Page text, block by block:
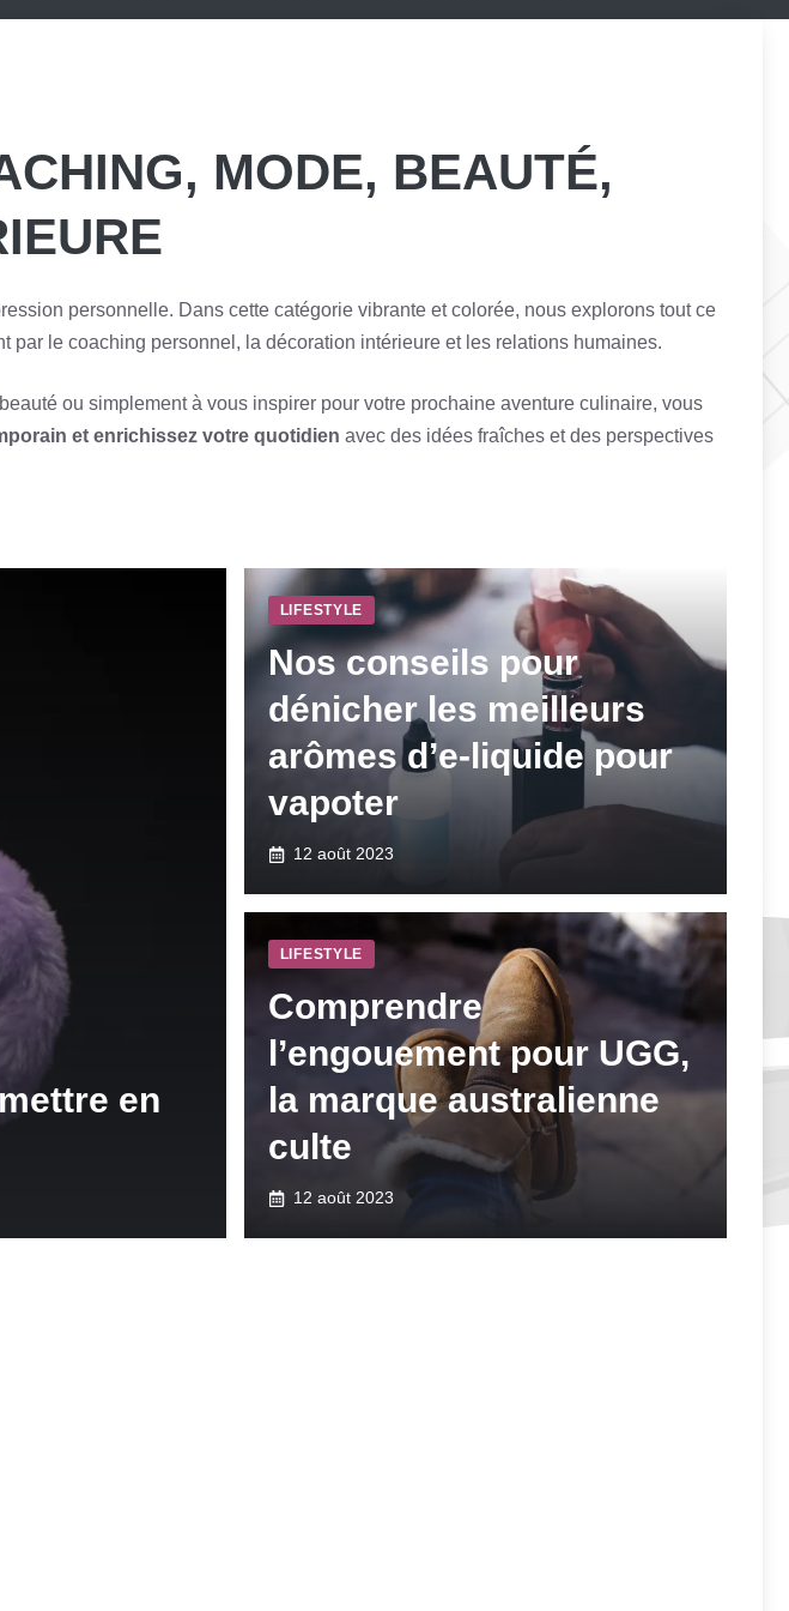
MODE, BEAUTÉ,
personnelle. Dans cette catégorie vibrante et colorée, nous explorons tout ce
le coaching personnel, la décoration intérieure et les relations humaines.
ou simplement à vous inspirer pour votre prochaine aventure culinaire, vous
et enrichissez votre quotidien avec des idées fraîches et des perspectives
en
LIFESTYLE
Nos conseils pour
dénicher les meilleurs
arômes d’e-liquide pour
vapoter
12 août 2023
LIFESTYLE
Comprendre
l’engouement pour UGG,
la marque australienne
culte
12 août 2023